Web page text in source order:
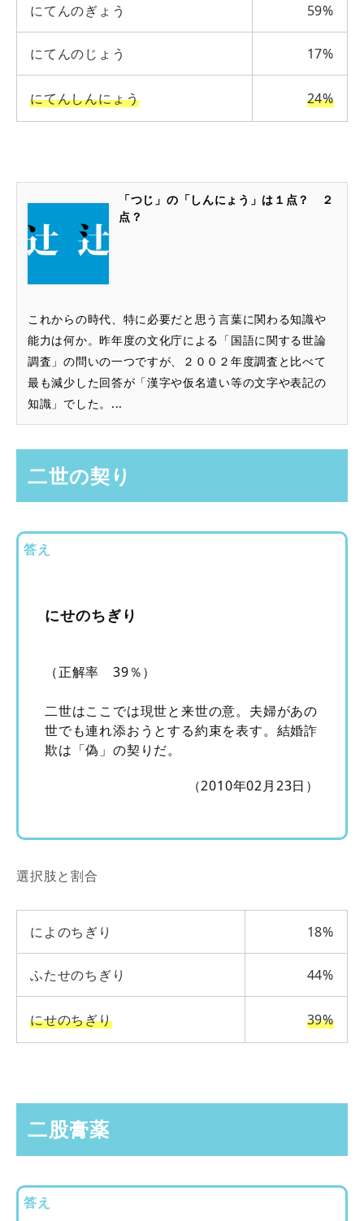
にてんのぎょう 59%
にてんのじょう 17%
にてんしんにょう 24%
「つじ」の「しんにょう」は１点？ ２
点？
これからの時代、特に必要だと思う言葉に関わる知識や
能力は何か。昨年度の文化庁による「国語に関する世論
調査」の問いの一つですが、２００２年度調査と比べて
最も減少した回答が「漢字や仮名遣い等の文字や表記の
知識」でした。...
二世の契り
答え
にせのちぎり
（正解率 39％）
二世はここでは現世と来世の意。夫婦があの
世でも連れ添おうとする約束を表す。結婚詐
欺は「偽」の契りだ。
（2010年02月23日）
選択肢と割合
によのちぎり 18%
ふたせのちぎり 44%
にせのちぎり 39%
二股膏薬
答え